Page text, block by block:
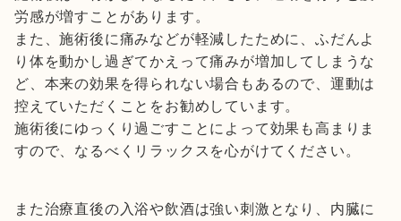
労感が増すことがあります。
また、施術後に痛みなどが軽減したために、ふだんよ
り体を動かし過ぎてかえって痛みが増加してしまうな
ど、本来の効果を得られない場合もあるので、運動は
控えていただくことをお勧めしています。
施術後にゆっくり過ごすことによって効果も高まりま
すので、なるべくリラックスを心がけてください。
また治療直後の入浴や飲酒は強い刺激となり、内臓に